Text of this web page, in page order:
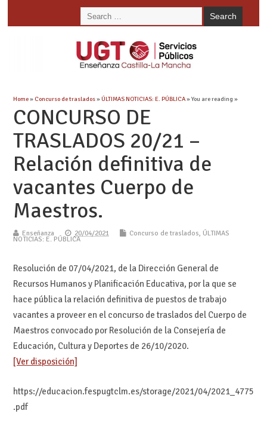
Home» Concurso de traslados»ÚLTIMAS NOTICIAS: E. PÚBLICA» You are reading »
CONCURSO DE
TRASLADOS 20/21 –
Relación definitiva de
vacantes Cuerpo de
Maestros.
Enseñanza 20/04/2021 Concurso de traslados, ÚLTIMAS
NOTICIAS: E. PÚBLICA
Resolución de 07/04/2021, de la Dirección General de
Recursos Humanos y Planificación Educativa, por la que se
hace pública la relación definitiva de puestos de trabajo
vacantes a proveer en el concurso de traslados del Cuerpo de
Maestros convocado por Resolución de la Consejería de
Educación, Cultura y Deportes de 26/10/2020.
[Ver disposición]
https://educacion.fespugtclm.es/storage/2021/04/2021_4775
.pdf